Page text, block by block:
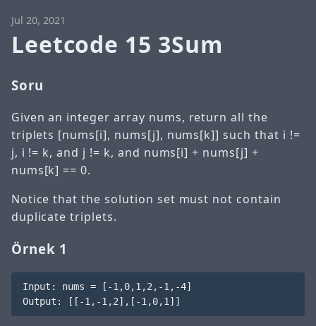
Jul 20, 2021
Leetcode 15 3Sum
Soru
Given an integer array nums, return all the
triplets [nums[i], nums[j], nums[k]] such that i !=
j, i != k, and j != k, and nums[i] + nums[j] +
nums[k] == 0.
Notice that the solution set must not contain
duplicate triplets.
Örnek 1
Input: nums = [-1,0,1,2,-1,-4]